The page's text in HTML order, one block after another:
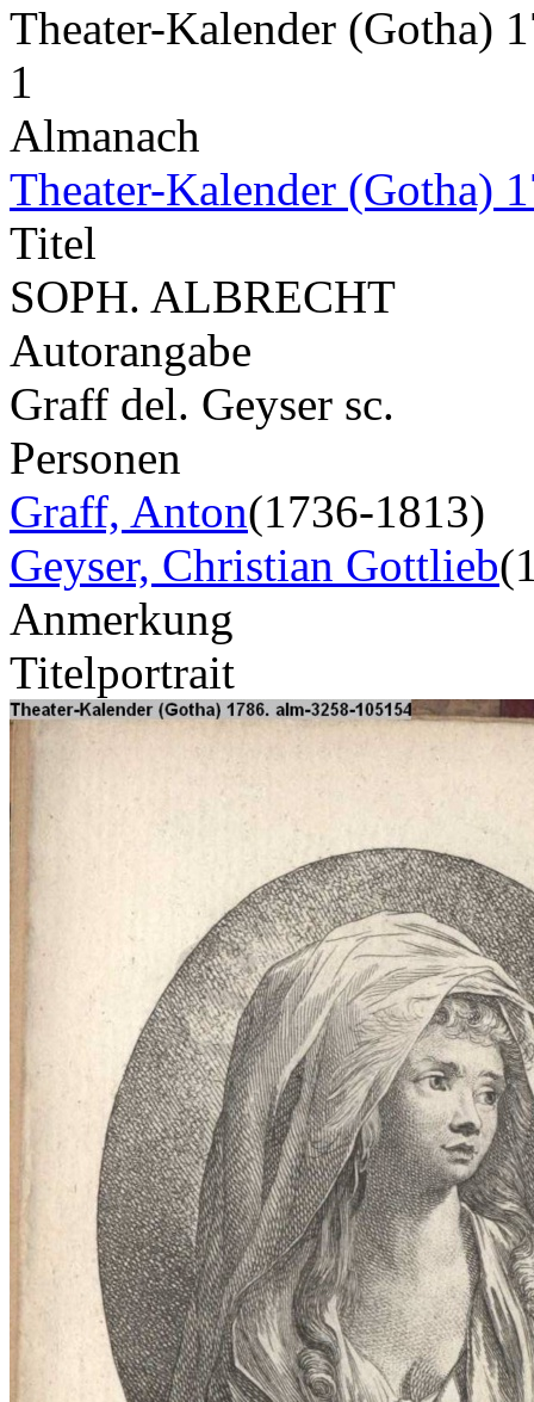
Theater-Kalender (Gotha)
1
Almanach
Theater-Kalender (Gotha)
Titel
SOPH. ALBRECHT
Autorangabe
Graff del. Geyser sc.
Personen
Graff, Anton(1736-1813)
Geyser, Christian Gottlieb
Anmerkung
Titelportrait